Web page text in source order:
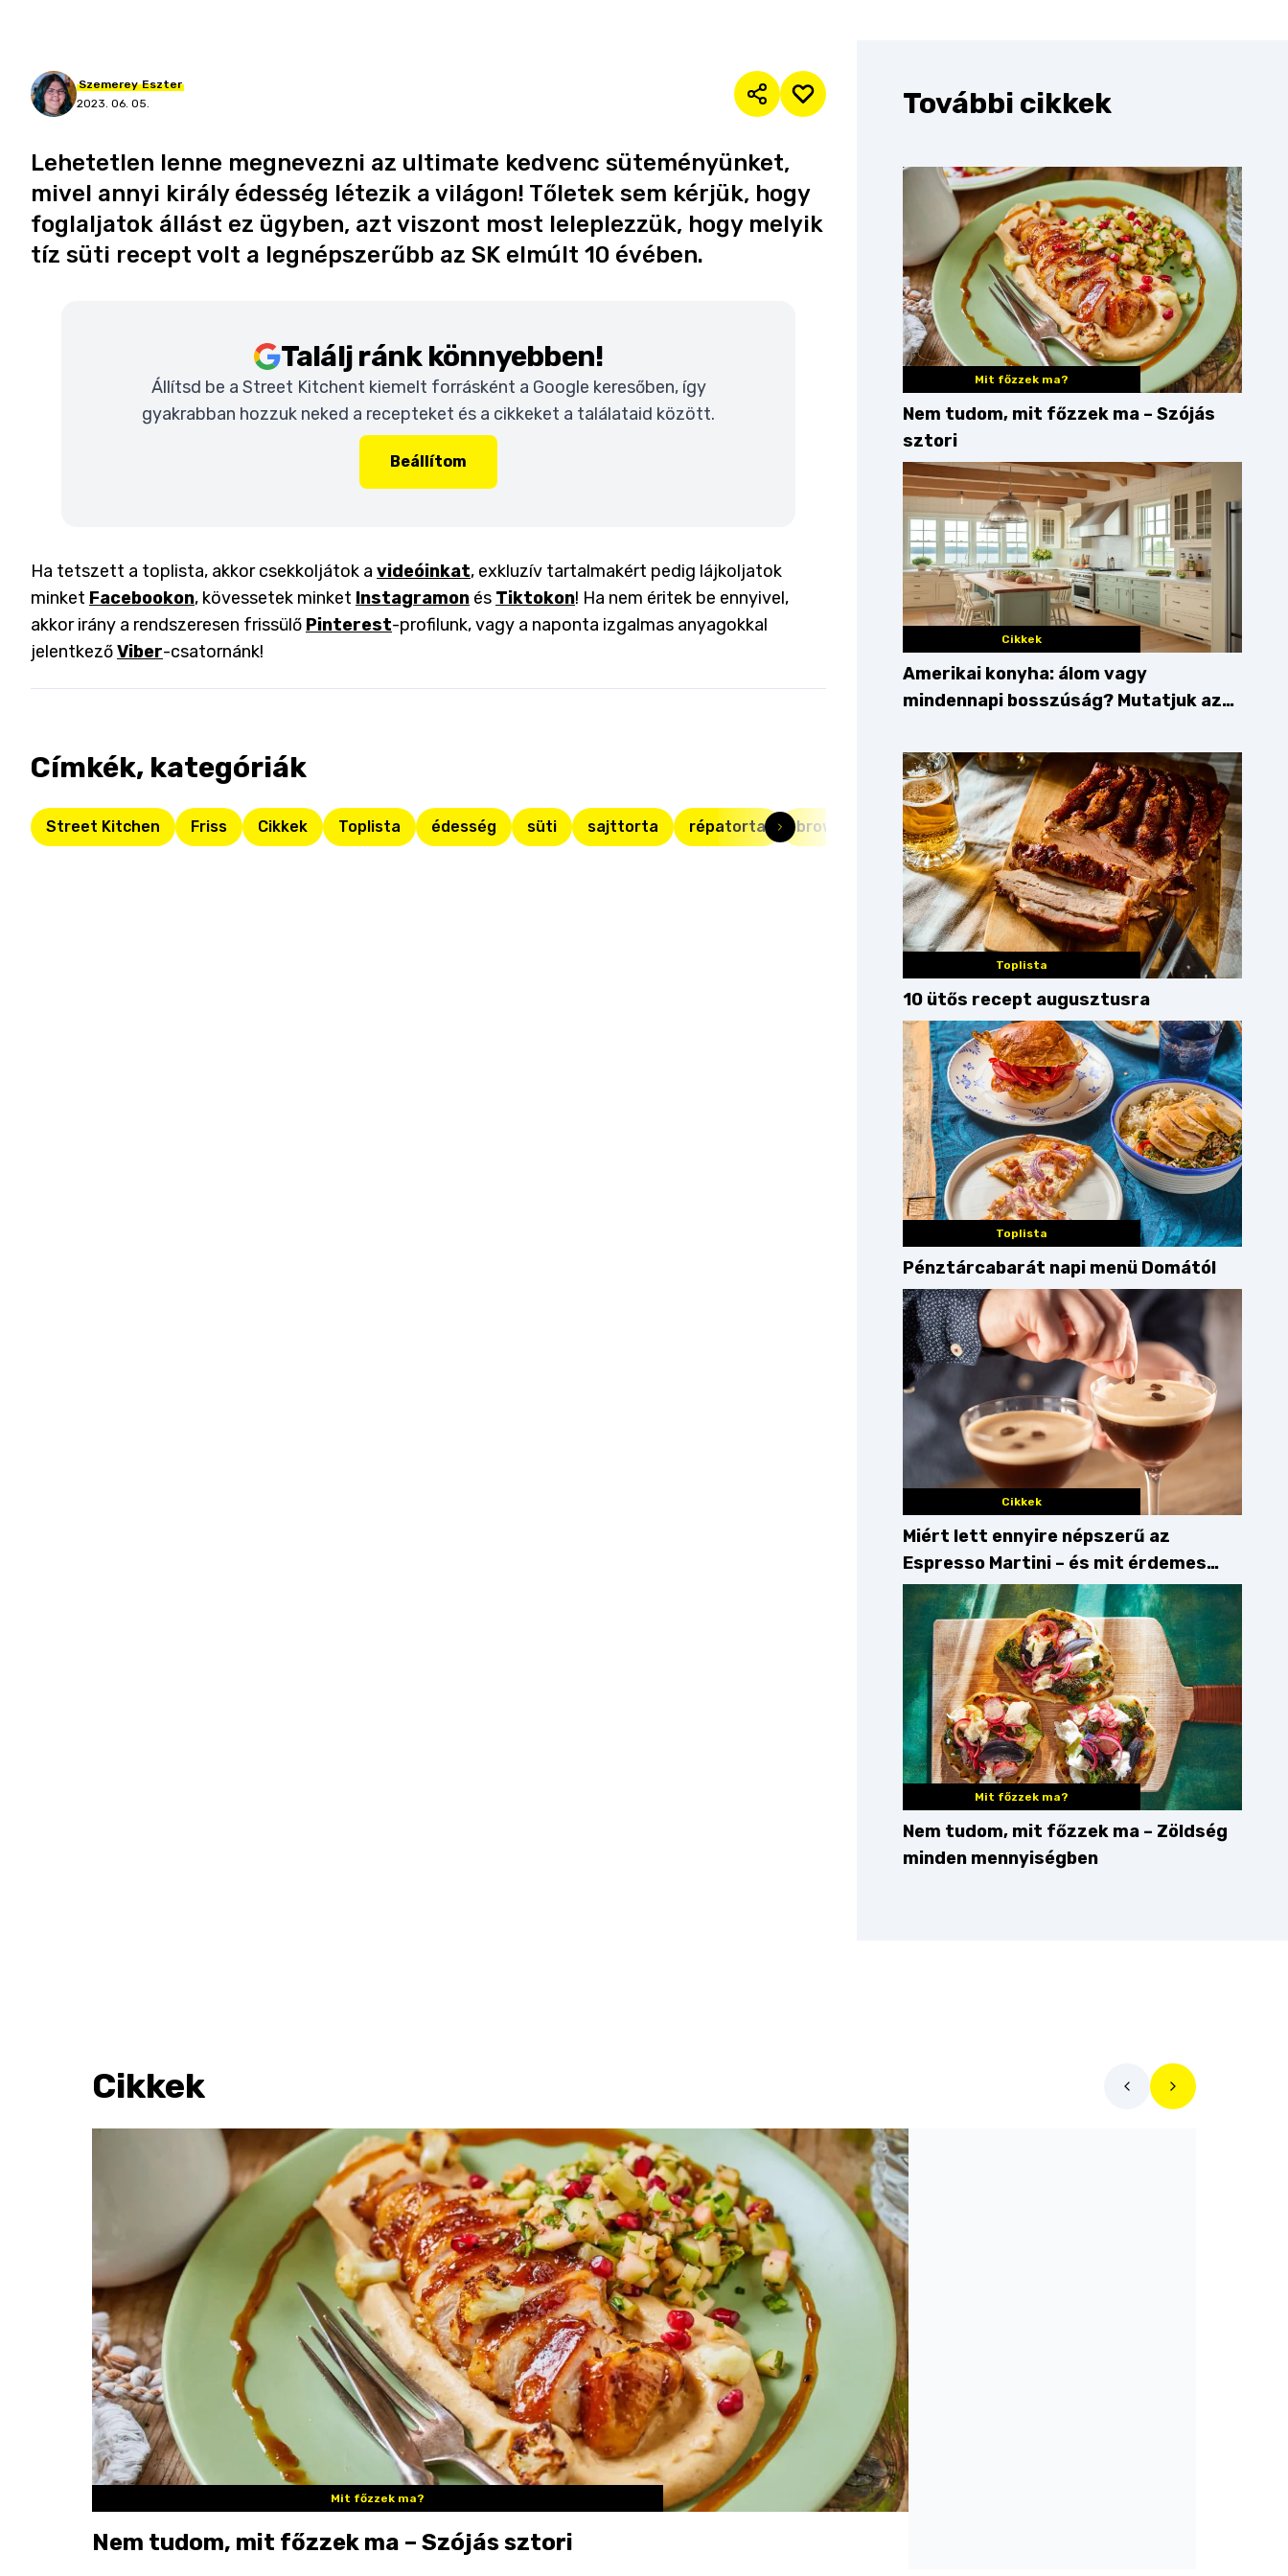
Szemerey Eszter
2023. 06. 05.
Lehetetlen lenne megnevezni az ultimate kedvenc süteményünket,
mivel annyi király édesség létezik a világon! Tőletek sem kérjük, hogy
foglaljatok állást ez ügyben, azt viszont most leleplezzük, hogy melyik
tíz süti recept volt a legnépszerűbb az SK elmúlt 10 évében.
Találj ránk könnyebben!
Állítsd be a Street Kitchent kiemelt forrásként a Google keresőben, így
gyakrabban hozzuk neked a recepteket és a cikkeket a találataid között.
Beállítom
Ha tetszett a toplista, akkor csekkoljátok a videóinkat, exkluzív tartalmakért pedig lájkoljatok
minket Facebookon, kövessetek minket Instagramon és Tiktokon! Ha nem éritek be ennyivel,
akkor irány a rendszeresen frissülő Pinterest-profilunk, vagy a naponta izgalmas anyagokkal
jelentkezőViber-csatornánk!
Címkék, kategóriák
Street Kitchen Friss Cikkek Toplista édesség süti sajttorta répatorta brownie tiramisu
További cikkek
Mit főzzek ma?
Nem tudom, mit főzzek ma – Szójás
sztori
Cikkek
Amerikai konyha: álom vagy
mindennapi bosszúság? Mutatjuk az
Toplista
10 ütős recept augusztusra
Toplista
Pénztárcabarát napi menü Domától
Cikkek
Miért lett ennyire népszerű az
Espresso Martini – és mit érdemes
enni mellé?
Mit főzzek ma?
Nem tudom, mit főzzek ma – Zöldség
minden mennyiségben
Cikkek
Mit főzzek ma?
Nem tudom, mit főzzek ma – Szójás sztori